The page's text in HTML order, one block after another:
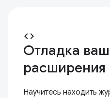
code
Отладка
расширения
Научитесь находить